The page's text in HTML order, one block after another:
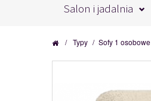
Salon i jadalnia
/ Typy / Sofy 1 osobowe